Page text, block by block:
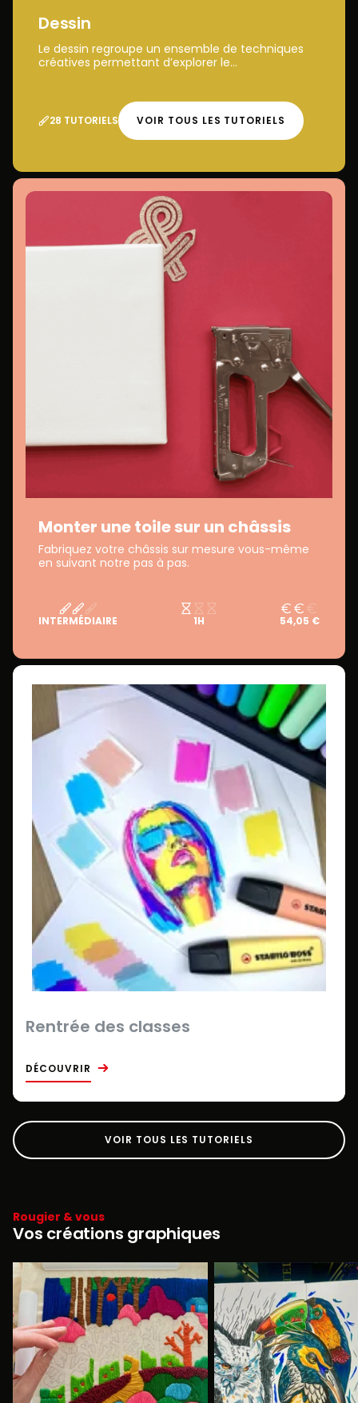
Dessin
Le dessin regroupe un ensemble de techniques
créatives permettant d’explorer le...
28 TUTORIELS VOIR TOUS LES TUTORIELS
Monter une toile sur un châssis
Fabriquez votre châssis sur mesure vous-même
en suivant notre pas à pas.
INTERMÉDIAIRE 1H 54,05 €
Rentrée des classes
DÉCOUVRIR
VOIR TOUS LES TUTORIELS
Rougier & vous
Vos créations graphiques